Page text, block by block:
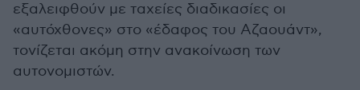
εξαλειφθούν με ταχείες διαδικασίες οι
«αυτόχθονες» στο «έδαφος του Αζαουάντ»,
τονίζεται ακόμη στην ανακοίνωση των
αυτονομιστών.